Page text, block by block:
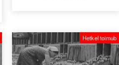
Hetkel toimub